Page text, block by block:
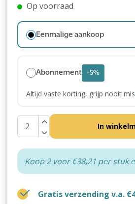
Op voorraad
Eenmalige aankoop
Abonnement -5%
Altijd vaste korting, grijp nooit
In
Koop 2 voor €38,21 per stuk
Gratis verzending v.a.